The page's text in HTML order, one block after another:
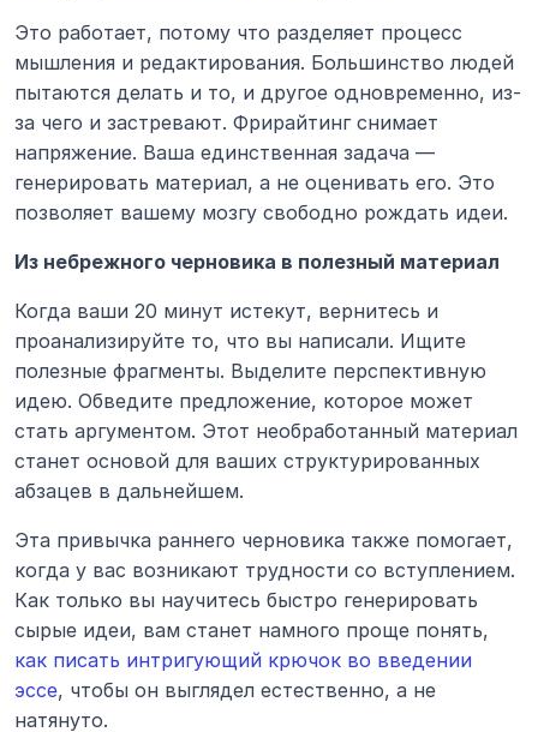
Это работает, потому что разделяет процесс
мышления и редактирования. Большинство людей
пытаются делать и то, и другое одновременно, из-
за чего и застревают. Фрирайтинг снимает
напряжение. Ваша единственная задача —
генерировать материал, а не оценивать его. Это
позволяет вашему мозгу свободно рождать идеи.
Из небрежного черновика в полезный материал
Когда ваши 20 минут истекут, вернитесь и
проанализируйте то, что вы написали. Ищите
полезные фрагменты. Выделите перспективную
идею. Обведите предложение, которое может
стать аргументом. Этот необработанный материал
станет основой для ваших структурированных
абзацев в дальнейшем.
Эта привычка раннего черновика также помогает,
когда у вас возникают трудности со вступлением.
Как только вы научитесь быстро генерировать
как писать интригующий крючок во введении
эссе, чтобы он выглядел естественно, а не
натянуто.